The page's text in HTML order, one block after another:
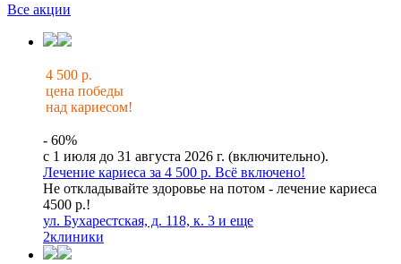
Все акции
4 500 р.
цена победы
над кариесом!
- 60%
с 1 июля до 31 августа 2026 г. (включительно).
Лечение кариеса за 4 500 р. Всё включено!
Не откладывайте здоровье на потом - лечение кариеса
4500 р.!
ул. Бухарестская, д. 118, к. 3 и еще
2клиники